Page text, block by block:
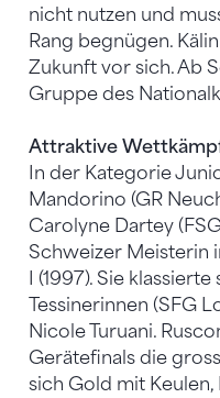
nicht nutzen und
Rang begnügen.
Zukunft vor sich. Ab
Gruppe des
Attraktive
In der Kategorie
Mandorino (GR
Carolyne Dartey
Schweizer Meisterin
I (1997). Sie
Tessinerinnen (SFG
Nicole Turuani.
Gerätefinals die
sich Gold mit Keulen,